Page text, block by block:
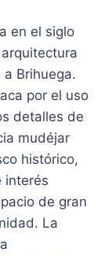
en el siglo
Brihuega.
por el uso
detalles de
mudéjar
histórico,
interés
de gran
La